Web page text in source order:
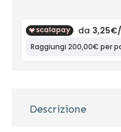
Descrizione